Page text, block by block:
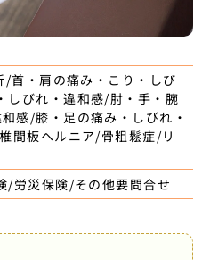
首・肩の痛み・こり・しび
しびれ・違和感/肘・手・腕
感/膝・足の痛み・しびれ・
間板ヘルニア/骨粗鬆症/リ
/労災保険/その他要問合せ